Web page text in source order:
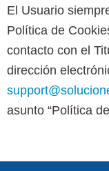
El Usuario
Política de
contacto con el
dirección
asunto “Política